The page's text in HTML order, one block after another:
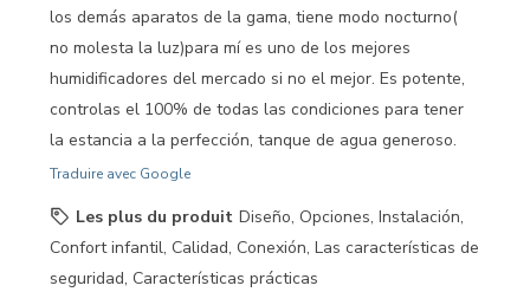
los demás aparatos de la gama, tiene modo nocturno(
no molesta la luz)para mí es uno de los mejores
humidificadores del mercado si no el mejor. Es potente,
controlas el 100% de todas las condiciones para tener
la estancia a la perfección, tanque de agua generoso.
Traduire avec Google
Les plus du produit Diseño, Opciones, Instalación,
Confort infantil, Calidad, Conexión, Las características de
seguridad, Características prácticas